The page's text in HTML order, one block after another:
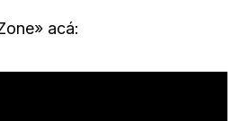
acá: